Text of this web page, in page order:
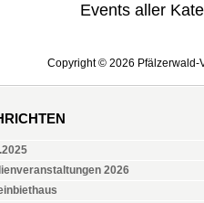
Events aller
Copyright © 2026 Pfälzerwald-
2026